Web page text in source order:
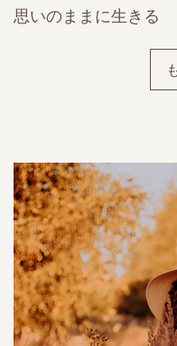
思いのままに生きる